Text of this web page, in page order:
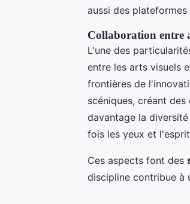
aussi des
Collaboration entre
L'une des
entre les arts visuels
frontières de
scéniques, créant
davantage la
fois les yeux et
Ces aspects font des
discipline contribue à